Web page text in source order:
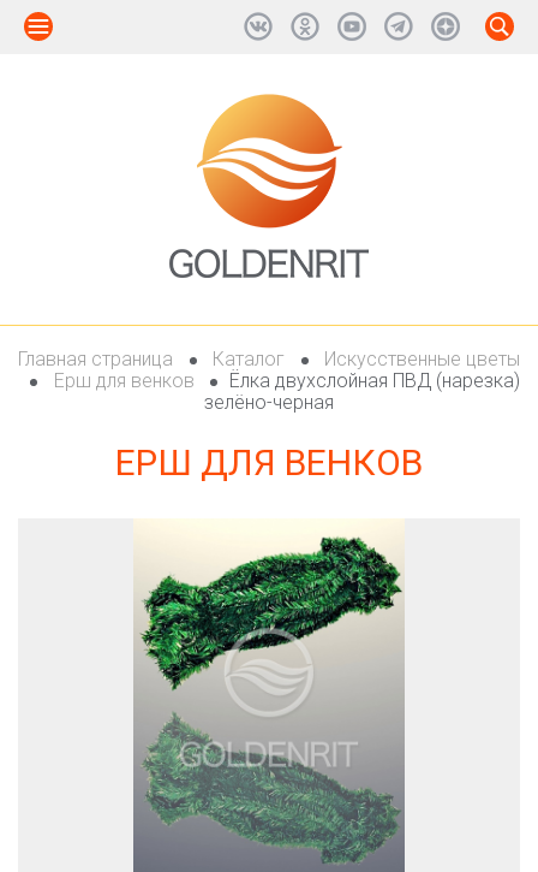
Главная страница Каталог
Искусственные цветы
Ерш для венков
Ёлка двухслойная ПВД (нарезка)
зелёно-черная
ЕРШ ДЛЯ ВЕНКОВ